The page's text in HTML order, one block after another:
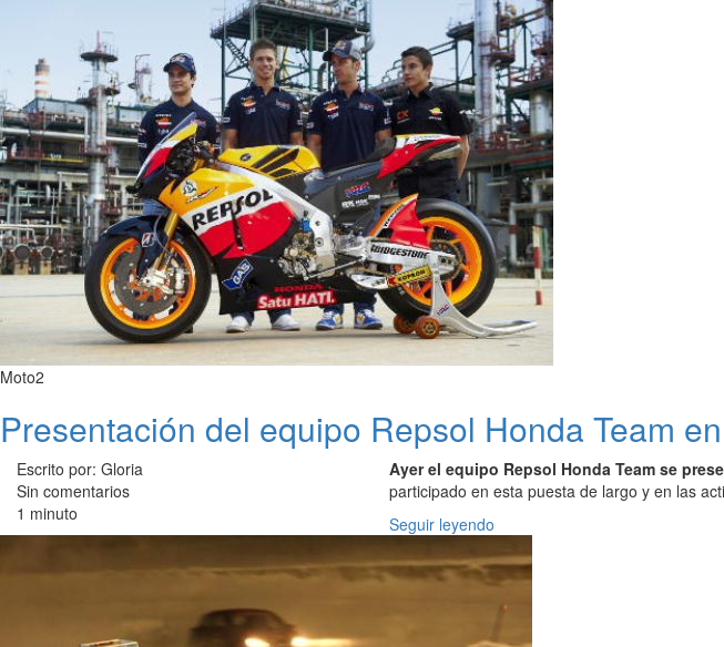
Moto2
Presentación del equipo Repsol Honda Team
Escrito por: Gloria
Sin comentarios
1 minuto
Ayer el equipo Repsol Honda Team se
participado en esta puesta de largo y en las
Seguir leyendo